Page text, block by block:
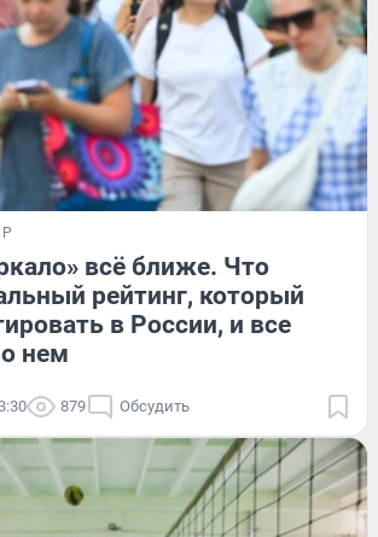
всё ближе. Что
рейтинг, который
в России, и все
нем
879 Обсудить